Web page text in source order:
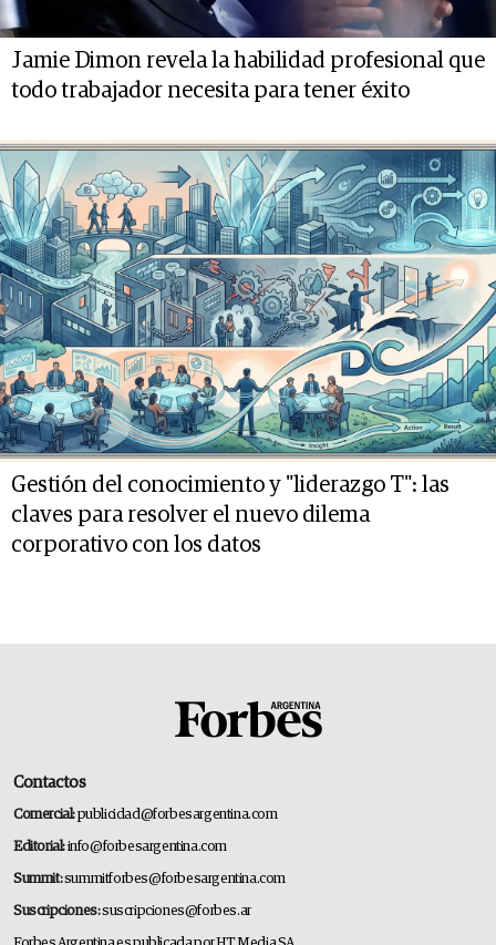
Jamie Dimon revela la habilidad profesional que
todo trabajador necesita para tener éxito
Gestión del conocimiento y "liderazgo T": las
claves para resolver el nuevo dilema
corporativo con los datos
Contactos
Comercial:publicidad@forbesargentina.com
Editorial:info@forbesargentina.com
Summit:summitforbes@forbesargentina.com
Suscripciones:suscripciones@forbes.ar